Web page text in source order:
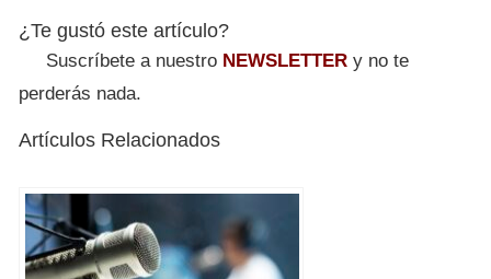
¿Te gustó este artículo?
Suscríbete a nuestro NEWSLETTER y no te
perderás nada.
Artículos Relacionados